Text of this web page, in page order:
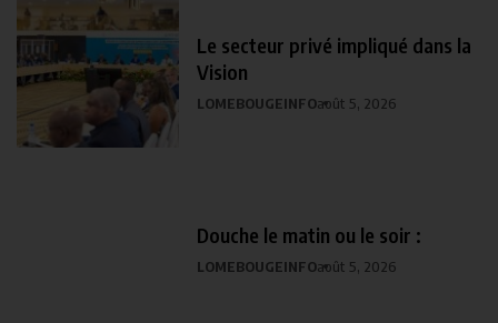
Le secteur privé impliqué dans la
Vision
LOMEBOUGEINFOaoût 5, 2026
Douche le matin ou le soir :
LOMEBOUGEINFOaoût 5, 2026